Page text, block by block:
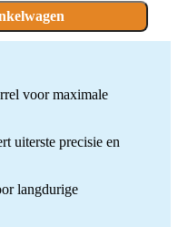
voor maximale
uiterste precisie en
langdurige